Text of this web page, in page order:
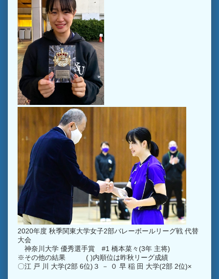
2020年度 秋季関東大学女子2部バレーボールリーグ戦 代替
大会
神奈川大学 優秀選手賞 #1 橋本菜々(3年 主将)
※その他の結果 ( )内順位は昨秋リーグ成績
〇江 戸 川 大学(2部 6位)３ － ０ 早 稲 田 大学(2部 2位)×